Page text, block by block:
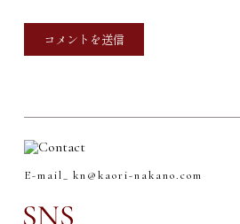
E-mail_kn@kaori-nakano.com